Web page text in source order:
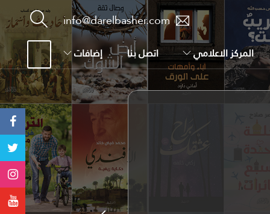
info@darelbasher.com
المركز الاعلامي اتصل بنا إضافات
Previous